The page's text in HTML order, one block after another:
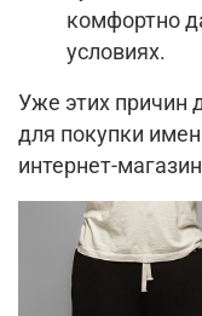
комфортно
условиях.
Уже этих причин
для покупки
интернет-